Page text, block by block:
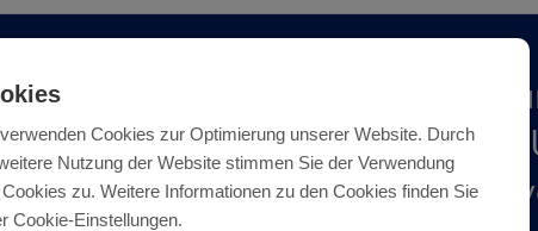
Produktionsräume,
Wohnräume
Mücken und Motten
Cookies zur Optimierung unserer Website. Durch
Nutzung der Website stimmen Sie der Verwendung
zu. Weitere Informationen zu den Cookies finden Sie
Cookie-Einstellungen.